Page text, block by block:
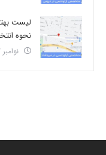
لیست
نحوه
نوامبر 2, 2024